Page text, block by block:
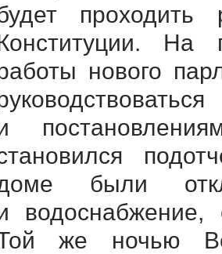
На
нового
были
водоснабжение,
же ночью